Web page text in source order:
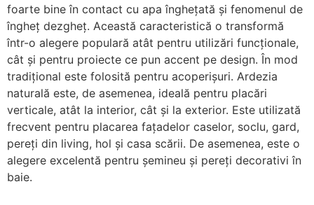
foarte bine în contact cu apa înghețată și fenomenul de
îngheț dezgheț. Această caracteristică o transformă
într-o alegere populară atât pentru utilizări funcționale,
cât și pentru proiecte ce pun accent pe design. În mod
tradițional este folosită pentru acoperișuri. Ardezia
naturală este, de asemenea, ideală pentru placări
verticale, atât la interior, cât și la exterior. Este utilizată
frecvent pentru placarea fațadelor caselor, soclu, gard,
pereți din living, hol și casa scării. De asemenea, este o
alegere excelentă pentru șemineu și pereți decorativi în
baie.